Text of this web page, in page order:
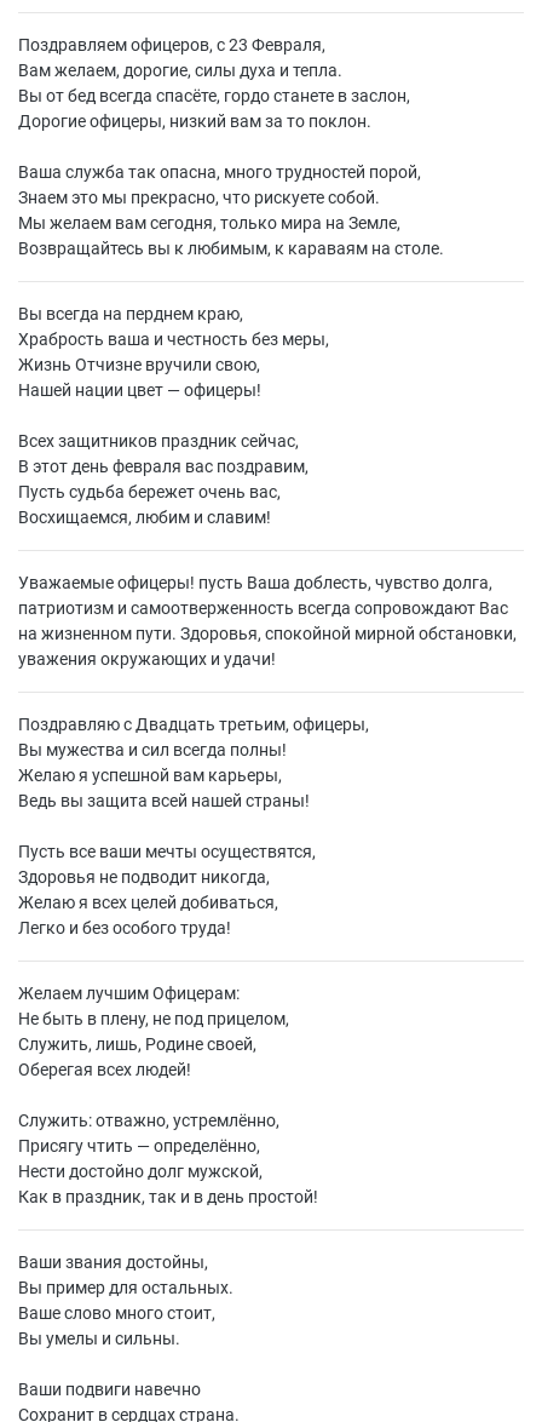
Поздравляем офицеров, с 23 Февраля,
Вам желаем, дорогие, силы духа и тепла.
Вы от бед всегда спасёте, гордо станете в заслон,
Дорогие офицеры, низкий вам за то поклон.
Ваша служба так опасна, много трудностей порой,
Знаем это мы прекрасно, что рискуете собой.
Мы желаем вам сегодня, только мира на Земле,
Возвращайтесь вы к любимым, к караваям на столе.
Вы всегда на перднем краю,
Храбрость ваша и честность без меры,
Жизнь Отчизне вручили свою,
Нашей нации цвет — офицеры!
Всех защитников праздник сейчас,
В этот день февраля вас поздравим,
Пусть судьба бережет очень вас,
Восхищаемся, любим и славим!
Уважаемые офицеры! пусть Ваша доблесть, чувство долга,
патриотизм и самоотверженность всегда сопровождают Вас
на жизненном пути. Здоровья, спокойной мирной обстановки,
уважения окружающих и удачи!
Поздравляю с Двадцать третьим, офицеры,
Вы мужества и сил всегда полны!
Желаю я успешной вам карьеры,
Ведь вы защита всей нашей страны!
Пусть все ваши мечты осуществятся,
Здоровья не подводит никогда,
Желаю я всех целей добиваться,
Легко и без особого труда!
Желаем лучшим Офицерам:
Не быть в плену, не под прицелом,
Служить, лишь, Родине своей,
Оберегая всех людей!
Служить: отважно, устремлённо,
Присягу чтить — определённо,
Нести достойно долг мужской,
Как в праздник, так и в день простой!
Ваши звания достойны,
Вы пример для остальных.
Ваше слово много стоит,
Вы умелы и сильны.
Ваши подвиги навечно
Сохранит в сердцах страна.